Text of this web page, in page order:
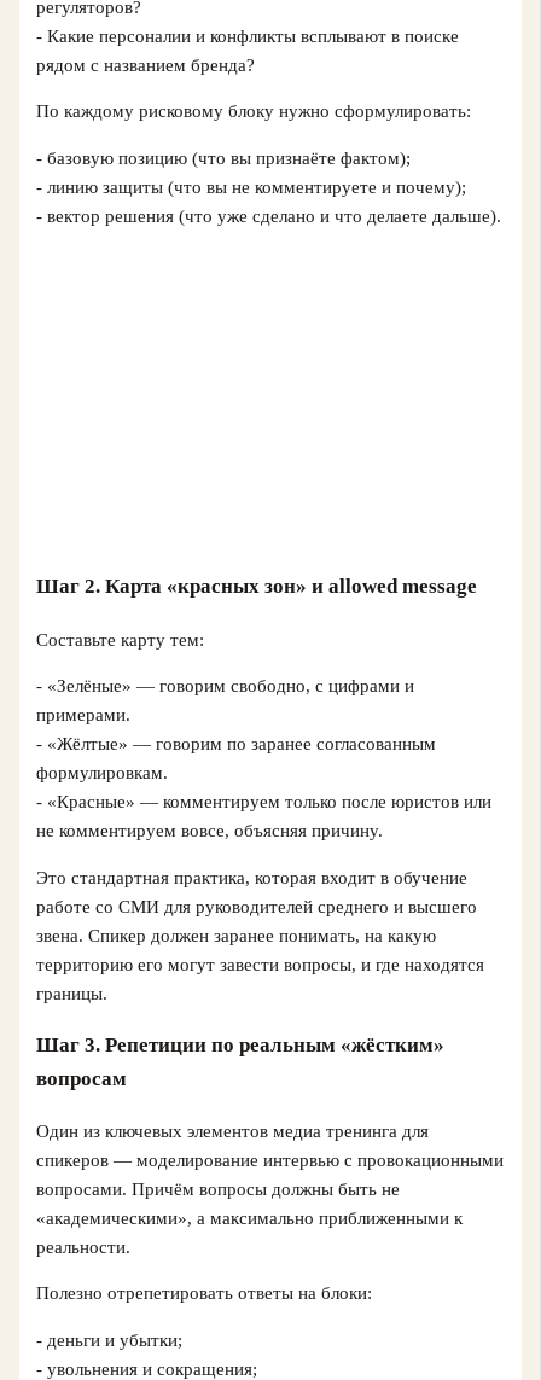
регуляторов?
- Какие персоналии и конфликты всплывают в поиске
рядом с названием бренда?
По каждому рисковому блоку нужно сформулировать:
- базовую позицию (что вы признаёте фактом);
- линию защиты (что вы не комментируете и почему);
- вектор решения (что уже сделано и что делаете дальше).
Шаг 2. Карта «красных зон» и allowed message
Составьте карту тем:
- «Зелёные» — говорим свободно, с цифрами и
примерами.
- «Жёлтые» — говорим по заранее согласованным
формулировкам.
- «Красные» — комментируем только после юристов или
не комментируем вовсе, объясняя причину.
Это стандартная практика, которая входит в обучение
работе со СМИ для руководителей среднего и высшего
звена. Спикер должен заранее понимать, на какую
территорию его могут завести вопросы, и где находятся
границы.
Шаг 3. Репетиции по реальным «жёстким»
вопросам
Один из ключевых элементов медиа тренинга для
спикеров — моделирование интервью с провокационными
вопросами. Причём вопросы должны быть не
«академическими», а максимально приближенными к
реальности.
Полезно отрепетировать ответы на блоки:
- деньги и убытки;
- увольнения и сокращения;